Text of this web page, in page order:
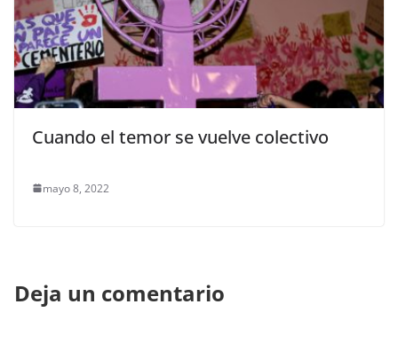
Cuando el temor se vuelve colectivo
mayo 8, 2022
Deja un comentario